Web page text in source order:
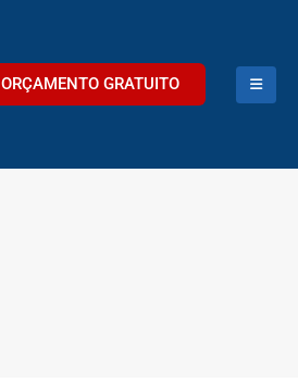
ORÇAMENTO GRATUITO